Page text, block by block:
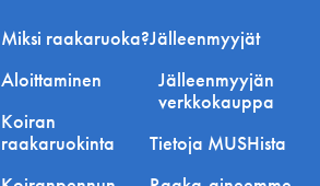
Miksi raakaruoka?
Aloittaminen
Koiran
raakaruokinta
Jälleenmyyjät
Jälleenmyyjän
verkkokauppa
Tietoja MUSHista